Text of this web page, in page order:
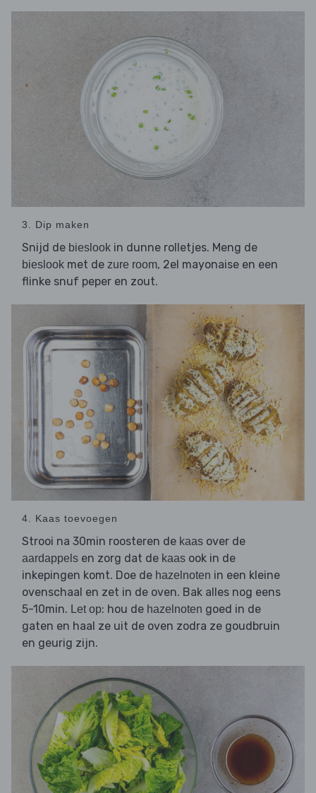
3. Dip maken
Snijd de bieslook in dunne rolletjes. Meng de
bieslook met de zure room, 2el mayonaise en een
flinke snuf peper en zout.
4. Kaas toevoegen
Strooi na 30min roosteren de kaas over de
aardappels en zorg dat de kaas ook in de
inkepingen komt. Doe de hazelnoten in een kleine
ovenschaal en zet in de oven. Bak alles nog eens
5-10min. Let op: hou de hazelnoten goed in de
gaten en haal ze uit de oven zodra ze goudbruin
en geurig zijn.